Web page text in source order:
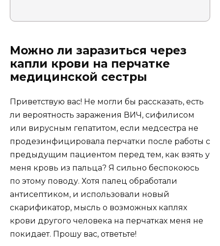
Можно ли заразиться через
капли крови на перчатке
медицинской сестры
Приветствую вас! Не могли бы рассказать, есть
ли вероятность заражения ВИЧ, сифилисом
или вирусным гепатитом, если медсестра не
продезинфицировала перчатки после работы с
предыдущим пациентом перед тем, как взять у
меня кровь из пальца? Я сильно беспокоюсь
по этому поводу. Хотя палец обработали
антисептиком, и использовали новый
скарификатор, мысль о возможных каплях
крови другого человека на перчатках меня не
покидает. Прошу вас, ответьте!